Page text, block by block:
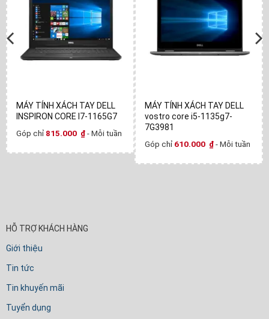
MÁY TÍNH XÁCH TAY DELL
INSPIRON CORE I7-1165G7
Góp chỉ 815.000 ₫- Mỗi tuần
MÁY TÍNH XÁCH TAY DELL
vostro core i5-1135g7-
7G3981
Góp chỉ 610.000 ₫- Mỗi tuần
HỖ TRỢ KHÁCH HÀNG
Giới thiệu
Tin tức
Tin khuyến mãi
Tuyển dụng